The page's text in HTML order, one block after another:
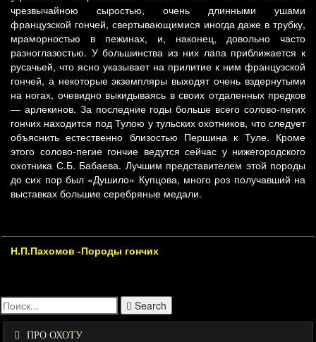
чрезвычайною сыростью, очень длинными ушами
французской гончей, свертывающимися иногда даже в трубку,
мраморностью в пежинах, и, наконец, довольно часто
разноглазостью. У большинства из них лапа приближается к
русачьей, что ясно указывает на прилитие к ним французской
гончей, а некоторые экземпляры выходят очень вздернутыми
на ногах, очевидно выкидываясь в своих отдаленных предков
— арлекинов. За последние годы больше всего солово-пегих
гончих находится под Тулою у тульских охотников, что следует
объяснить естественно близостью Першина к Туле. Кроме
этого солово-пегие гончие ведутся сейчас у нижегородского
охотника С.Б. Бабаева. Лучшим представителем этой породы
до сих пор был «Душило» Купцова, много роз получавший на
выставках большие серебряные медали.
Н.П.Пахомов -Породы гончих
Search
ПРО ОХОТУ